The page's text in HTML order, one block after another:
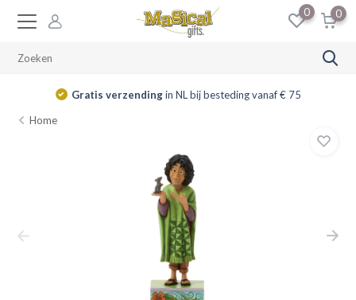
0 0
Gratis verzendingin NL bij besteding vanaf € 75
Home